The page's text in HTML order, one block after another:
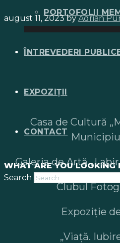
PORTOFOLII
ÎNTREVEDERI
EXPOZIȚII
CONTACT
WHAT ARE YOU LOOKING
Search
august 11, 2023 byAdrian
Casa de Cultură
Galeria de Artă
Clubul
Expoziție
„Viață.